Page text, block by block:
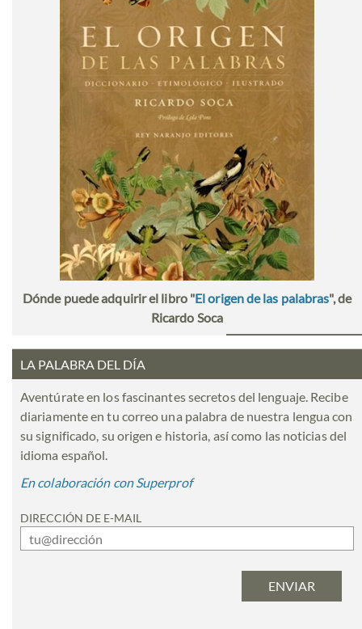
Dónde puede adquirir el libro "El origen de las palabras", de
Ricardo Soca
LA PALABRA DEL DÍA
Aventúrate en los fascinantes secretos del lenguaje. Recibe
diariamente en tu correo una palabra de nuestra lengua con
su significado, su origen e historia, así como las noticias del
idioma español.
En colaboración con Superprof
DIRECCIÓN DE E-MAIL